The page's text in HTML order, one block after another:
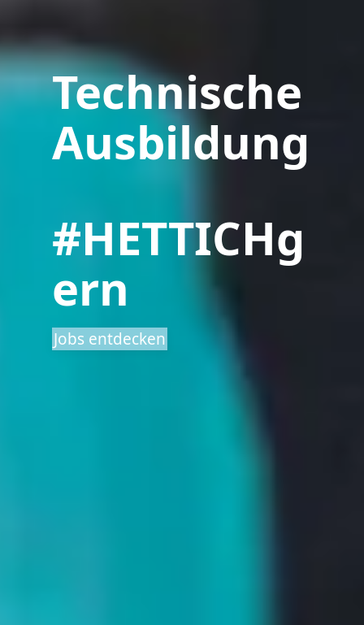
Technische
Ausbildung
#HETTICHg
ern
Jobs entdecken